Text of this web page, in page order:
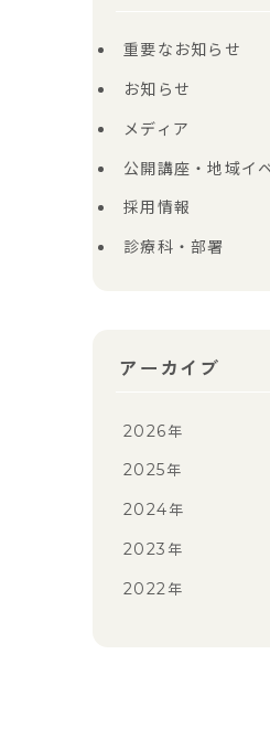
重要なお知らせ
お知らせ
メディア
公開講座・地域イ
採用情報
診療科・部署
アーカイブ
2026年
2025年
2024年
2023 年
2022年